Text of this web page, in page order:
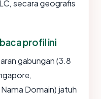
secara geografis
profil ini
gabungan (3.8
Domain) jatuh